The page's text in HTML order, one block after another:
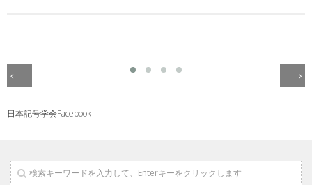
日本記号学会Facebook